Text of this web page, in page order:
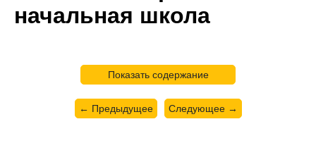
начальная школа
Показать содержание
← Предыдущее Следующее →